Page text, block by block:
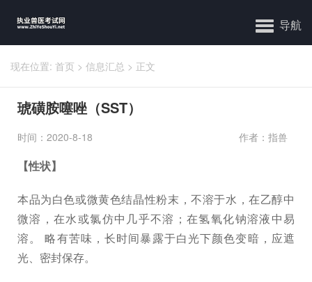
导航
现在位置: 首页 > 信息汇总 > 正文
琥磺胺噻唑（SST）
时间：2020-8-18 作者：指兽
【性状】
本品为白色或微黄色结晶性粉末，不溶于水，在乙醇中
微溶，在水或氯仿中几乎不溶；在氢氧化钠溶液中易
溶。 略有苦味，长时间暴露于白光下颜色变暗，应遮
光、密封保存。